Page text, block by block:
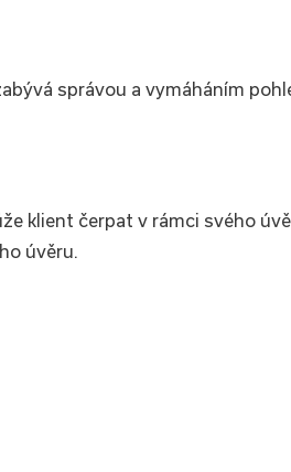
správou a vymáháním
klient čerpat v rámci svého
úvěru.